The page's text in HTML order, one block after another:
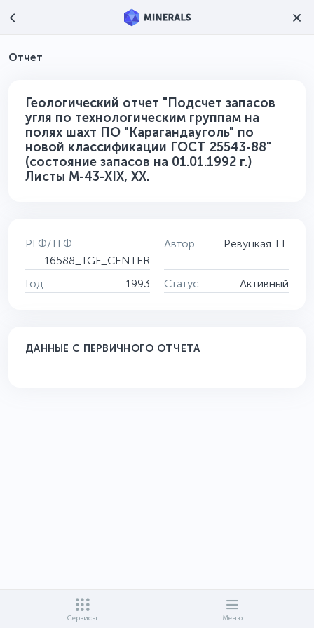
Отчет
Сервисы Меню
Геологический отчет "Подсчет запасов
угля по технологическим группам на
полях шахт ПО "Карагандауголь" по
новой классификации ГОСТ 25543-88"
(состояние запасов на 01.01.1992 г.)
Листы М-43-XIX, XX.
РГФ/ТГФ
16588_TGF_CENTER
Автор Ревуцкая Т.Г.
Год 1993 Статус Активный
ДАННЫЕ С ПЕРВИЧНОГО ОТЧЕТА